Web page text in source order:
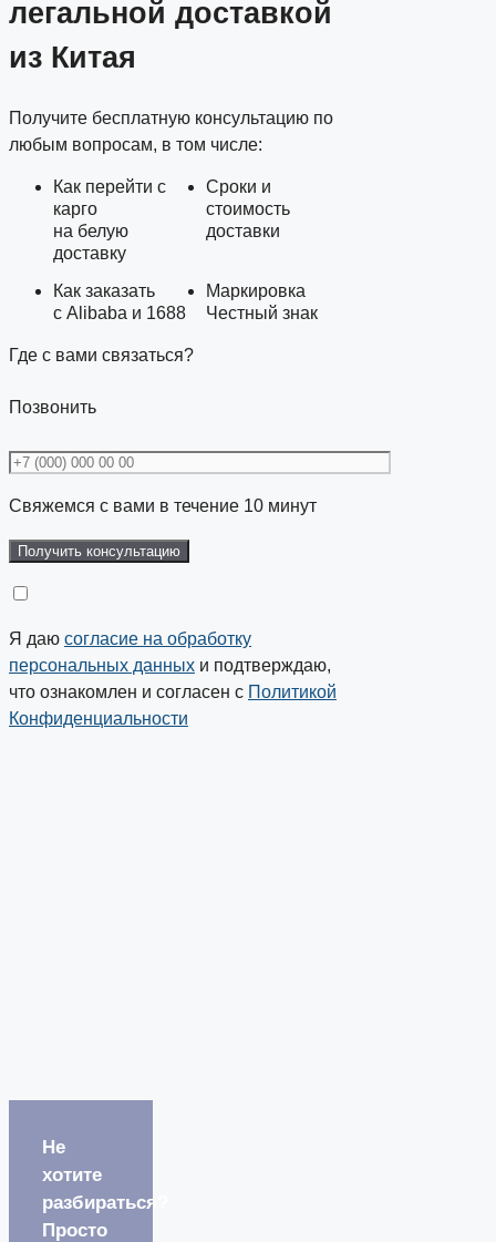
легальной доставкой
из Китая
Получите бесплатную консультацию по
любым вопросам, в том числе:
Как перейти с
карго
на белую
доставку
Сроки и
стоимость
доставки
Как заказать
с Alibaba и 1688
Маркировка
Честный знак
Где с вами связаться?
Позвонить
Свяжемся с вами в течение 10 минут
Я даю согласие на обработку
персональных данных и подтверждаю,
что ознакомлен и согласен с Политикой
Конфиденциальности
Не
хотите
разбираться?
Просто